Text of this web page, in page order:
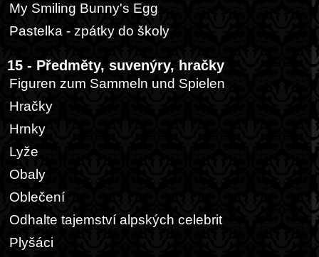
My Smiling Bunny's Egg
Pastelka - zpátky do školy
15 - Předměty, suvenýry, hračky
Figuren zum Sammeln und Spielen
Hračky
Hrnky
Lyže
Obaly
Oblečení
Odhalte tajemství alpských celebrit
Plyšáci